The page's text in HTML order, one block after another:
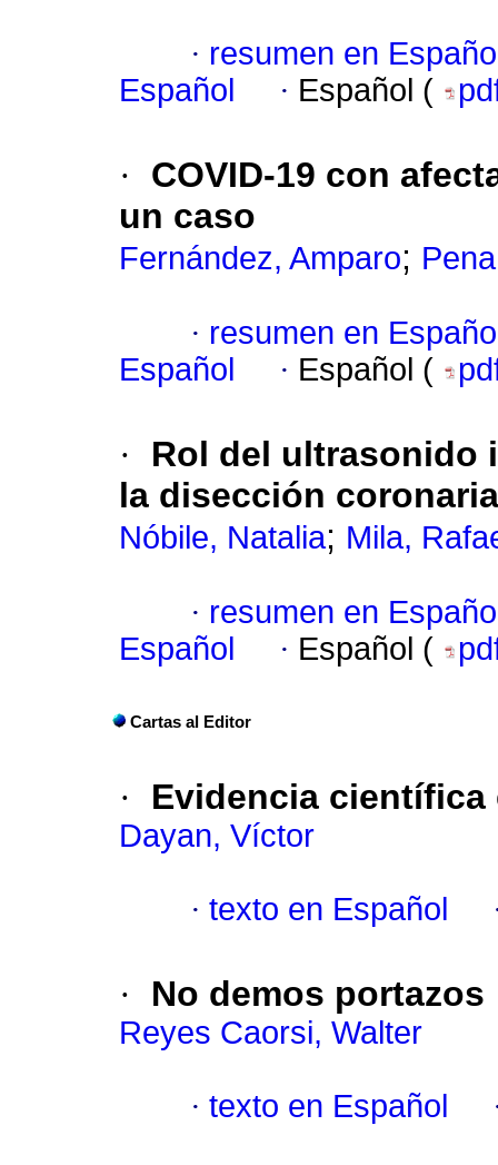
· resumen en
Español
· Español (
·
COVID-19 con
un caso
Fernández, Amparo;
· resumen en
Español
· Español (
·
Rol del ultrasonido
la disección
Nóbile, Natalia; Mila,
· resumen en
Español
· Español (
Cartas al Editor
· Evidencia
Dayan, Víctor
· texto en Español
· No demos portazos
Reyes Caorsi, Walter
· texto en Español